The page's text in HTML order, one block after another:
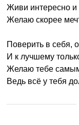
Живи интересно
Желаю скорее
Поверить в себя,
И к лучшему
Желаю тебе
Ведь всё у тебя